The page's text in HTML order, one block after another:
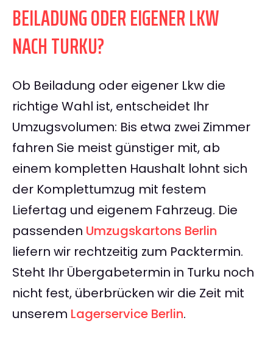
BEILADUNG ODER EIGENER LKW
NACH TURKU?
Ob Beiladung oder eigener Lkw die
richtige Wahl ist, entscheidet Ihr
Umzugsvolumen: Bis etwa zwei Zimmer
fahren Sie meist günstiger mit, ab
einem kompletten Haushalt lohnt sich
der Komplettumzug mit festem
Liefertag und eigenem Fahrzeug. Die
passenden Umzugskartons Berlin
liefern wir rechtzeitig zum Packtermin.
Steht Ihr Übergabetermin in Turku noch
nicht fest, überbrücken wir die Zeit mit
unserem Lagerservice Berlin.